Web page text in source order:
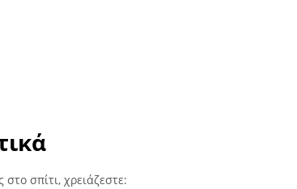
σπίτι, χρειάζεστε: